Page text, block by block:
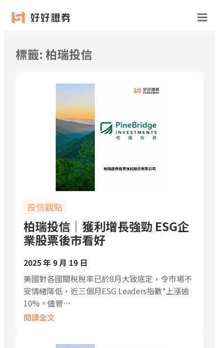
跳
至
標籤: 柏瑞投信
投信觀點
柏瑞投信｜獲利增長強勁 ESG企
業股票後市看好
2025 年 9 月 19 日
美國對各國關稅稅率已於8月大致底定，令市場不
安情緒降低，近三個月ESG Leaders指數*上漲逾
10%。儘管…
閱讀全文